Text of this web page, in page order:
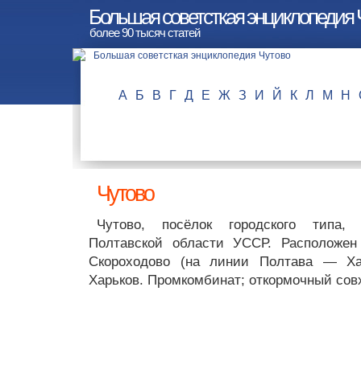
Большая советсткая энциклопедия
более 90 тысяч статей
А Б В Г Д Е Ж З И Й К Л М Н
Чутово
Чутово, посёлок городского типа,
Полтавской области УССР.
Скороходово (на линии Полтава —
Харьков. Промкомбинат; откормочный